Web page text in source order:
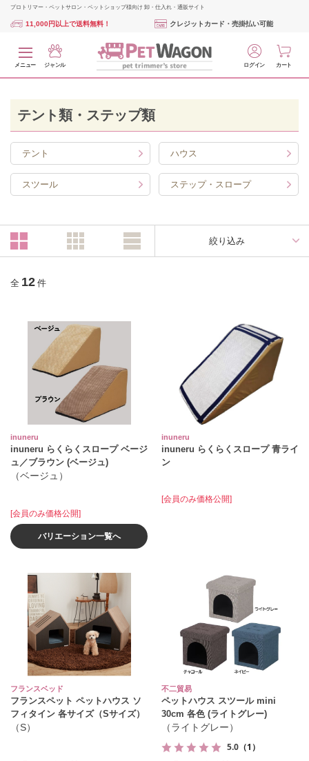
プロトリマー・ペットサロン・ペットショップ様向け 卸・仕入れ・通販サイト
11,000円以上で送料無料！ クレジットカード・売掛払い可能
メニュー ジャンル ログイン カート
テント類・ステップ類
テント ハウス
スツール ステップ・スロープ
絞り込み
全 12 件
inuneru
inuneru らくらくスロープ ベージ
ュ／ブラウン (ベージュ)
（ベージュ）
[会員のみ価格公開]
バリエーション一覧へ
inuneru
inuneru らくらくスロープ 青ライ
ン
[会員のみ価格公開]
フランスベッド
フランスペット ペットハウス ソ
フィタイン 各サイズ（Sサイズ）
（S）
不二貿易
ペットハウス スツール mini
30cm 各色 (ライトグレー)
（ライトグレー）
5.0 （1）